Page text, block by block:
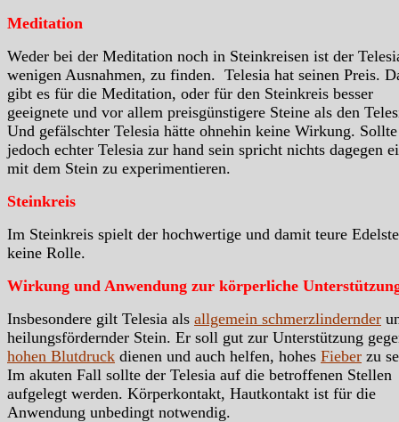
Meditation
Weder bei der Meditation noch in Steinkreisen ist der
wenigen Ausnahmen, zu finden. Telesia hat seinen Preis.
gibt es für die Meditation, oder für den Steinkreis besser
geeignete und vor allem preisgünstigere Steine als den
Und gefälschter Telesia hätte ohnehin keine Wirkung. Sollte
jedoch echter Telesia zur hand sein spricht nichts dagegen
mit dem Stein zu experimentieren.
Steinkreis
Im Steinkreis spielt der hochwertige und damit teure
keine Rolle.
Wirkung und Anwendung zur körperliche
Insbesondere gilt Telesia als allgemein schmerzlindernder
heilungsfördernder Stein. Er soll gut zur Unterstützung
hohen Blutdruck dienen und auch helfen, hohes Fieber zu
Im akuten Fall sollte der Telesia auf die betroffenen Stellen
aufgelegt werden. Körperkontakt, Hautkontakt ist für die
Anwendung unbedingt notwendig.